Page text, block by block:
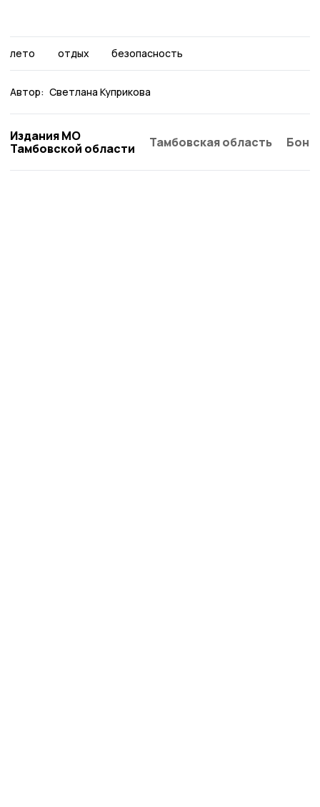
лето отдых безопасность
Автор: Светлана Куприкова
Издания МО
Тамбовской области
Тамбовская область